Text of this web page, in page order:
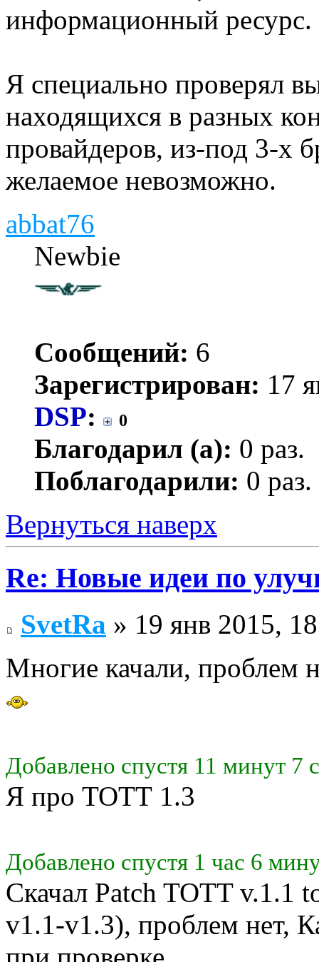
информационный ресурс.
Я специально проверял
находящихся в разных
провайдеров, из-под 3-х
желаемое невозможно.
abbat76
Newbie
Сообщений: 6
Зарегистрирован: 17
DSP: 0
Благодарил (а): 0 раз.
Поблагодарили: 0 раз.
Вернуться наверх
Re: Новые идеи по
SvetRa » 19 янв 2015,
Многие качали, проблем
Добавлено спустя 11 минут 7
Я про ТОТТ 1.3
Добавлено спустя 1 час 6
Скачал Patch TOTT v.1.1
v1.1-v1.3), проблем нет,